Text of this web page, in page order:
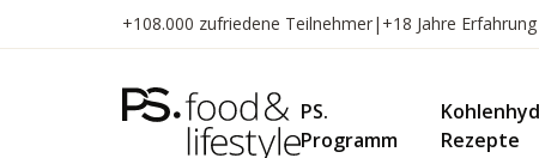
Inhalt
+108.000 zufriedene Teilnehmer| +18 Jahre Erfahrung
PS.
Programm
Rezepte